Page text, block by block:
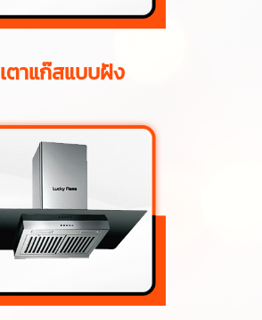
เตาแก๊สแบบฝัง